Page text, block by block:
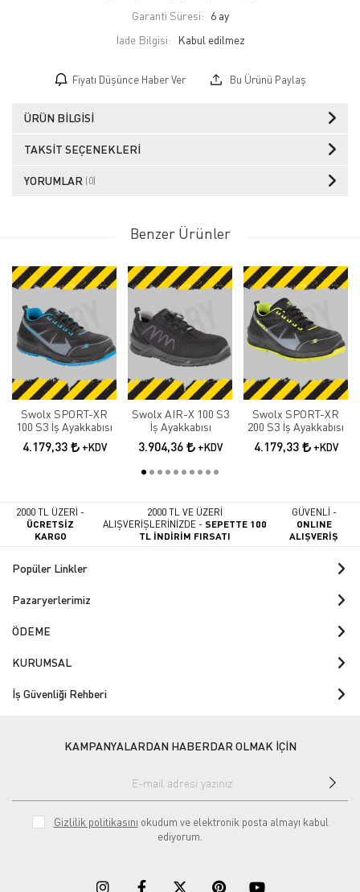
Garanti Süresi: 6 ay
İade Bilgisi:
Fiyatı Düşünce Haber Ver Bu Ürünü Paylaş
ÜRÜN BILGISI
TAKSIT SEÇENEKLERI
YORUMLAR (0)
Benzer Ürünler
Swolx SPORT-XR
100 S3 İş Ayakkabısı
4.179,33 +KDV
Swolx AIR-X 100 S3
İş Ayakkabısı
3.904,36 +KDV
Swolx SPORT-XR
200 S3 İş Ayakkabısı
4.179,33 +KDV
2000 TL ÜZERİ -
ÜCRETSİZ
KARGO
2000 TL VE ÜZERİ
ALIŞVERİŞLERİNİZDE -SEPETTE 100
TL İNDİRİM FIRSATI
GÜVENLİ -
ONLINE
ALIŞVERİŞ
Popüler Linkler
Pazaryerlerimiz
ÖDEME
KURUMSAL
İş Güvenliği Rehberi
KAMPANYALARDAN HABERDAR OLMAK İÇİN
Gizlilik politikasını okudum ve elektronik posta almayı kabul
ediyorum.